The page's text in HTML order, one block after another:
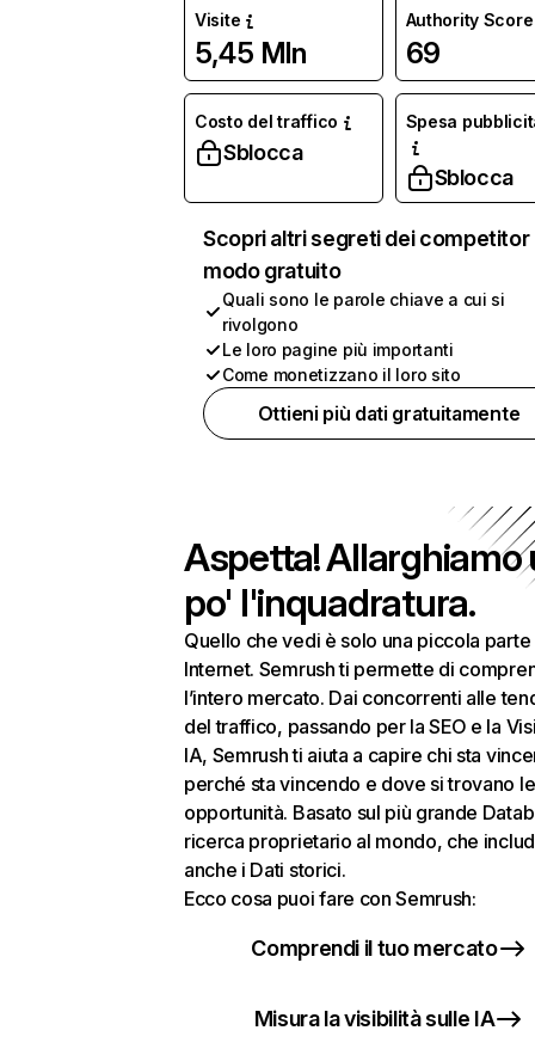
Visite
5,45 Mln
Authority Score
69
Costo del traffico
Sblocca
Spesa
Sblocca
Scopri altri segreti dei competitor
modo gratuito
Quali sono le parole chiave a cui si
rivolgono
Le loro pagine più importanti
Come monetizzano il loro sito
Ottieni più dati gratuitamente
Aspetta! Allarghiamo
po' l'inquadratura.
Quello che vedi è solo una piccola parte
Internet. Semrush ti permette di
l’intero mercato. Dai concorrenti alle
del traffico, passando per la SEO e la
IA, Semrush ti aiuta a capire chi sta
perché sta vincendo e dove si trovano
opportunità. Basato sul più grande
ricerca proprietario al mondo, che
anche i Dati storici.
Ecco cosa puoi fare con Semrush:
Comprendi il tuo mercato
Misura la visibilità sulle IA